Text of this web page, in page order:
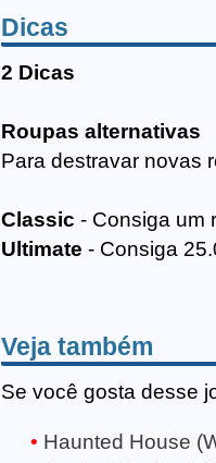
Dicas
2 Dicas
Roupas alternativas
Para destravar novas
Classic - Consiga um
Ultimate - Consiga
Veja também
Se você gosta desse
Haunted House